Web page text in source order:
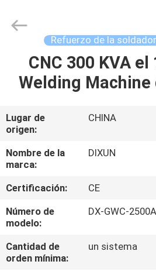
HOGAR
DEMOSTRACIÓN
DE
SOBRE
Mesh
Products
Refuerzo de la
CNC 300 KVA
Welding
Lugar de
origen:
CHINA
Nombre de la
marca:
DIXUN
Certificación:
CE
Número de
modelo:
DX-GWC-2500A
Cantidad de
orden mínima:
un sistema